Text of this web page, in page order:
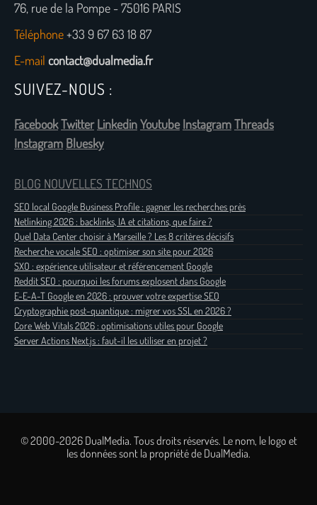
76, rue de la Pompe - 75016 PARIS
Téléphone+33 9 67 63 18 87
E-mail contact@dualmedia.fr
SUIVEZ-NOUS :
FacebookTwitter LinkedinYoutube InstagramThreads
Instagram Bluesky
BLOG NOUVELLES TECHNOS
SEO local Google Business Profile : gagner les recherches près
Netlinking 2026 : backlinks, IA et citations, que faire ?
Quel Data Center choisir à Marseille ? Les 8 critères décisifs
Recherche vocale SEO : optimiser son site pour 2026
SXO : expérience utilisateur et référencement Google
Reddit SEO : pourquoi les forums explosent dans Google
E-E-A-T Google en 2026 : prouver votre expertise SEO
Cryptographie post-quantique : migrer vos SSL en 2026 ?
Core Web Vitals 2026 : optimisations utiles pour Google
Server Actions Next.js : faut-il les utiliser en projet ?
© 2000-2026 DualMedia. Tous droits réservés. Le nom, le logo et
les données sont la propriété de DualMedia.